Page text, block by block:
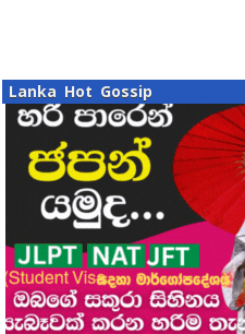
Lanka Hot Gossip